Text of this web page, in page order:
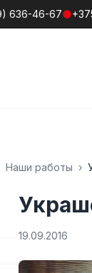
636-46-67
Наши работы ›
19.09.2016